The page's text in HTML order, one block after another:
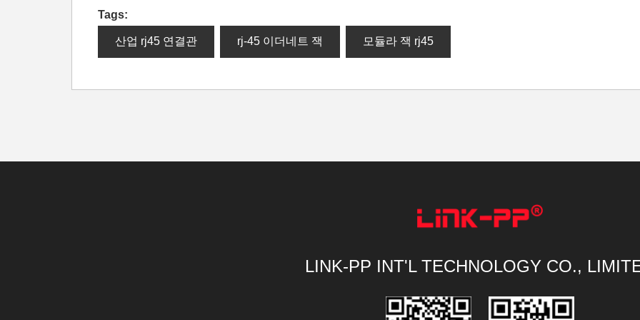
Tags:
산업 rj45 연결관 rj-45 이더네트 잭 모듈라 잭 rj45
LINK-PP INT'L TECHNOLOGY CO.,